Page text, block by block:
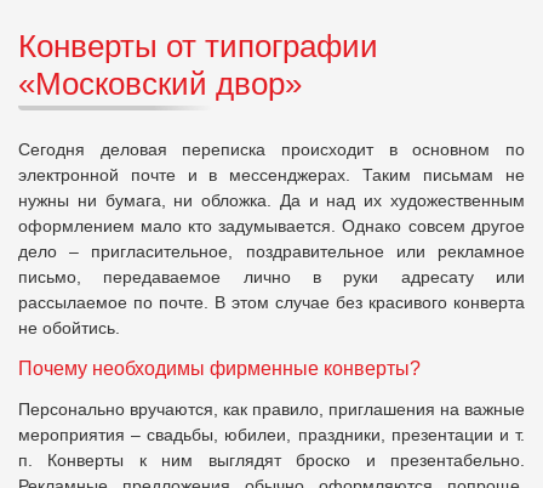
Конверты от типографии
«Московский двор»
Сегодня деловая переписка происходит в основном по
электронной почте и в мессенджерах. Таким письмам не
нужны ни бумага, ни обложка. Да и над их художественным
оформлением мало кто задумывается. Однако совсем другое
дело – пригласительное, поздравительное или рекламное
письмо, передаваемое лично в руки адресату или
рассылаемое по почте. В этом случае без красивого конверта
не обойтись.
Почему необходимы фирменные конверты?
Персонально вручаются, как правило, приглашения на важные
мероприятия – свадьбы, юбилеи, праздники, презентации и т.
п. Конверты к ним выглядят броско и презентабельно.